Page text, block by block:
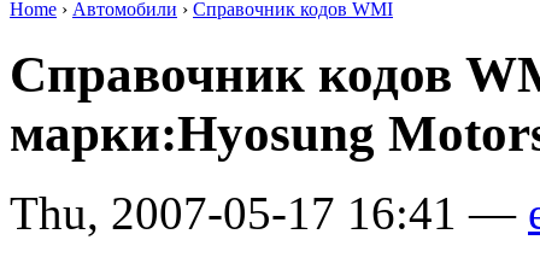
Home › Автомобили › Справочник кодов WMI
Справочник кодов
марки:Hyosung
Thu, 2007-05-17 16:41 —